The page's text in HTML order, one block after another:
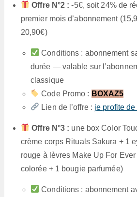
Offre N°2 : -5€, soit 24% de
premier mois d’abonnement
20,90€)
Conditions : abonnement
durée — valable sur
classique
Code Promo : BOXAZ5
Lien de l’offre : je profite de
Offre N°3 : une box Color
crème corps Rituals Sakura + 1
rouge à lèvres Make Up For
colorée + 1 bougie parfumée)
Conditions : abonnement